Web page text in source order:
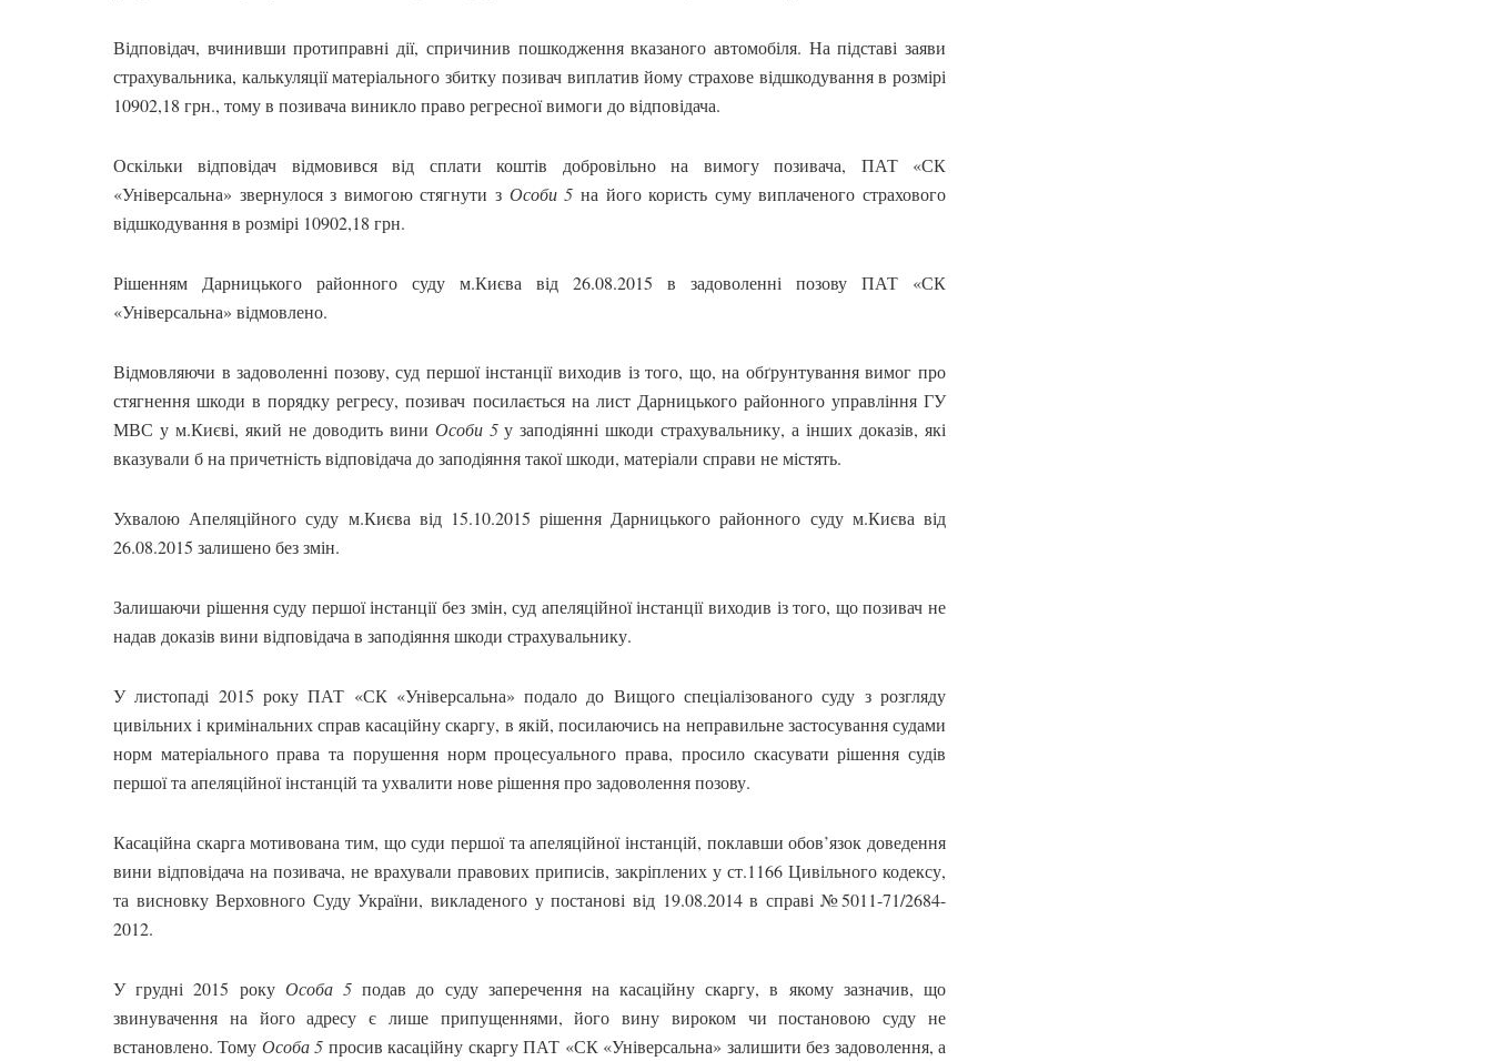
Відповідач, вчинивши протиправні дії, спричинив пошкодження вказаного автомобіля. На підставі заяви
страхувальника, калькуляції матеріального збитку позивач виплатив йому страхове відшкодування в розмірі
10902,18 грн., тому в позивача виникло право регресної вимоги до відповідача.
Оскільки відповідач відмовився від сплати коштів добровільно на вимогу позивача, ПАТ «СК
«Універсальна» звернулося з вимогою стягнути з Особи 5 на його користь суму виплаченого страхового
відшкодування в розмірі 10902,18 грн.
Рішенням Дарницького районного суду м.Києва від 26.08.2015 в задоволенні позову ПАТ «СК
«Універсальна» відмовлено.
Відмовляючи в задоволенні позову, суд першої інстанції виходив із того, що, на обґрунтування вимог про
стягнення шкоди в порядку регресу, позивач посилається на лист Дарницького районного управління ГУ
МВС у м.Києві, який не доводить вини Особи 5у заподіянні шкоди страхувальнику, а інших доказів, які
вказували б на причетність відповідача до заподіяння такої шкоди, матеріали справи не містять.
Ухвалою Апеляційного суду м.Києва від 15.10.2015 рішення Дарницького районного суду м.Києва від
26.08.2015 залишено без змін.
Залишаючи рішення суду першої інстанції без змін, суд апеляційної інстанції виходив із того, що позивач не
надав доказів вини відповідача в заподіяння шкоди страхувальнику.
У листопаді 2015 року ПАТ «СК «Універсальна» подало до Вищого спеціалізованого суду з розгляду
цивільних і кримінальних справ касаційну скаргу, в якій, посилаючись на неправильне застосування судами
норм матеріального права та порушення норм процесуального права, просило скасувати рішення судів
першої та апеляційної інстанцій та ухвалити нове рішення про задоволення позову.
Касаційна скарга мотивована тим, що суди першої та апеляційної інстанцій, поклавши обов’язок доведення
вини відповідача на позивача, не врахували правових приписів, закріплених у ст.1166 Цивільного кодексу,
та висновку Верховного Суду України, викладеного у постанові від 19.08.2014 в справі №5011-71/2684-
2012.
У грудні 2015 року Особа 5подав до суду заперечення на касаційну скаргу, в якому зазначив, що
звинувачення на його адресу є лише припущеннями, його вину вироком чи постановою суду не
встановлено. Тому Особа 5 просив касаційну скаргу ПАТ «СК «Універсальна» залишити без задоволення, а